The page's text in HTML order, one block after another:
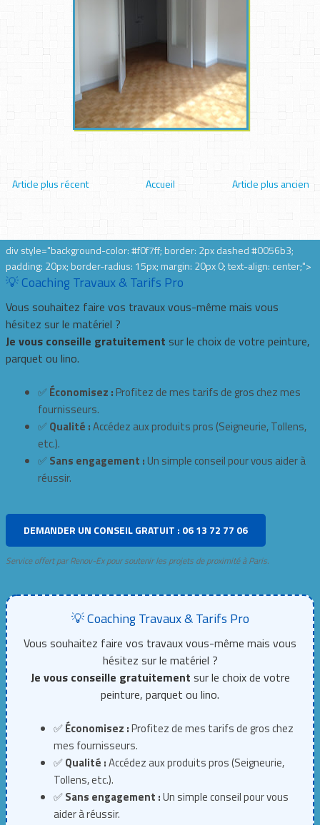
Article plus récent Article plus ancien
Accueil
div style="background-color: #f0f7ff; border: 2px dashed #0056b3;
padding: 20px; border-radius: 15px; margin: 20px 0; text-align: center;">
💡 Coaching Travaux & Tarifs Pro
Vous souhaitez faire vos travaux vous-même mais vous
hésitez sur le matériel ?
Je vous conseille gratuitement sur le choix de votre peinture,
parquet ou lino.
✅ Économisez : Profitez de mes tarifs de gros chez mes
fournisseurs.
✅ Qualité :Accédez aux produits pros (Seigneurie, Tollens,
etc.).
✅ Sans engagement : Un simple conseil pour vous aider à
réussir.
DEMANDER UN CONSEIL GRATUIT : 06 13 72 77 06
Service offert par Renov-Ex pour soutenir les projets de proximité à Paris.
💡 Coaching Travaux & Tarifs Pro
Vous souhaitez faire vos travaux vous-même mais vous
hésitez sur le matériel ?
Je vous conseille gratuitement sur le choix de votre
peinture, parquet ou lino.
✅Économisez :Profitez de mes tarifs de gros chez
mes fournisseurs.
✅Qualité :Accédez aux produits pros (Seigneurie,
Tollens, etc.).
✅Sans engagement :Un simple conseil pour vous
aider à réussir.